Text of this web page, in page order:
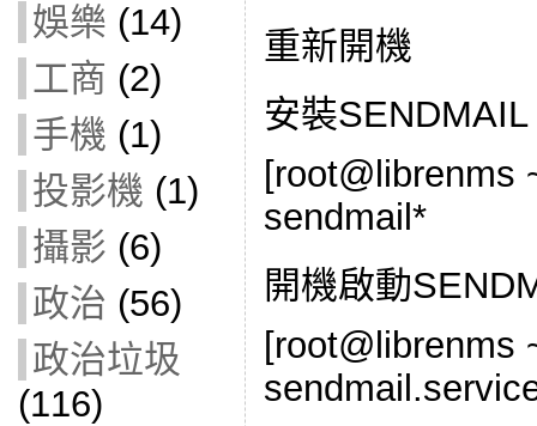
娛樂 (14)
工商 (2)
手機 (1)
投影機 (1)
攝影 (6)
政治 (56)
政治垃圾
(116)
重新開機
安裝SENDMAIL
[root@librenms
sendmail*
開機啟動
[root@librenms